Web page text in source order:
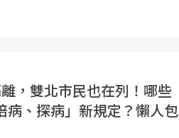
，雙北市民也在列！哪些
病、探病」新規定？懶人包